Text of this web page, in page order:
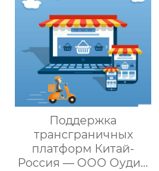
комплексное
решение ваших
трансграничных задач
Поддержка
трансграничных
платформ Китай-
Россия — ООО Оудин